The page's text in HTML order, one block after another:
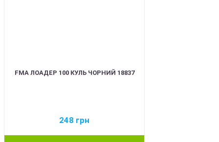
FMA ЛОАДЕР 100 КУЛЬ ЧОРНИЙ 18837
248 грн